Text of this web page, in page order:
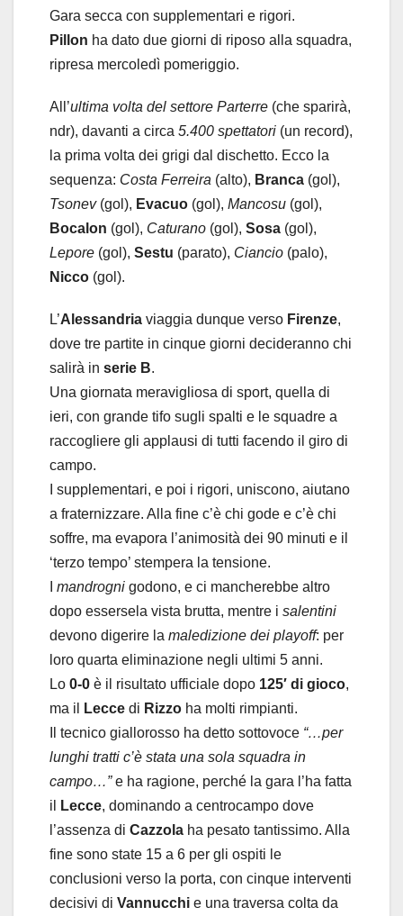
Gara secca con supplementari e rigori.
Pillon ha dato due giorni di riposo alla squadra,
ripresa mercoledì pomeriggio.
All’ultima volta del settore Parterre (che sparirà,
ndr), davanti a circa 5.400 spettatori (un record),
la prima volta dei grigi dal dischetto. Ecco la
sequenza: Costa Ferreira (alto), Branca (gol),
Tsonev(gol), Evacuo (gol), Mancosu (gol),
Bocalon (gol), Caturano (gol), Sosa (gol),
Lepore (gol), Sestu (parato), Ciancio (palo),
Nicco (gol).
L’Alessandria viaggia dunque verso Firenze,
dove tre partite in cinque giorni decideranno chi
salirà in serie B.
Una giornata meravigliosa di sport, quella di
ieri, con grande tifo sugli spalti e le squadre a
raccogliere gli applausi di tutti facendo il giro di
campo.
I supplementari, e poi i rigori, uniscono, aiutano
a fraternizzare. Alla fine c’è chi gode e c’è chi
soffre, ma evapora l’animosità dei 90 minuti e il
‘terzo tempo’ stempera la tensione.
mandrogni godono, e ci mancherebbe altro
dopo essersela vista brutta, mentre i salentini
devono digerire la maledizione dei playoff: per
loro quarta eliminazione negli ultimi 5 anni.
Lo 0-0 è il risultato ufficiale dopo 125′ di gioco,
ma il
Lecce di Rizzo ha molti rimpianti.
Il tecnico giallorosso ha detto sottovoce “…per
lunghi tratti c’è stata una sola squadra in
campo…”e ha ragione, perché la gara l’ha fatta
il
Lecce, dominando a centrocampo dove
l’assenza di Cazzola ha pesato tantissimo. Alla
fine sono state 15 a 6 per gli ospiti le
conclusioni verso la porta, con cinque interventi
decisivi di Vannucchi e una traversa colta da